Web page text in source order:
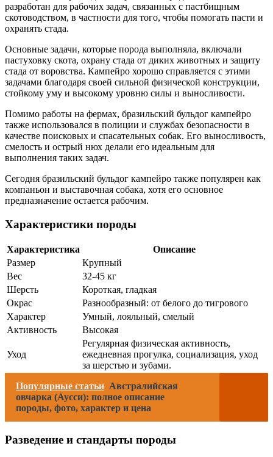
разработан для рабочих задач, связанных с пастбищным
скотоводством, в частности для того, чтобы помогать пасти и
охранять стада.
Основные задачи, которые порода выполняла, включали
пастуховку скота, охрану стада от диких животных и защиту
стада от воровства. Кампейро хорошо справляется с этими
задачами благодаря своей сильной физической конструкции,
стойкому уму и высокому уровню силы и выносливости.
Помимо работы на фермах, бразильский бульдог кампейро
также использовался в полиции и службах безопасности в
качестве поисковых и спасательных собак. Его выносливость,
смелость и острый нюх делали его идеальным для
выполнения таких задач.
Сегодня бразильский бульдог кампейро также популярен как
компаньон и выставочная собака, хотя его основное
предназначение остается рабочим.
Характеристики породы
Характеристика
Описание
Размер
Крупный
Вес
32-45 кг
Шерсть
Короткая, гладкая
Окрас
Разнообразный: от белого до тигрового
Характер
Умный, лояльный, смелый
Активность
Высокая
Уход
Регулярная физическая активность,
ежедневная прогулка, социализация, уход
за шерстью и зубами.
Популярные статьи Австралийская
овчарка (Аусси): полное описание
породы, фото, характер и цена
Разведение и стандарты породы